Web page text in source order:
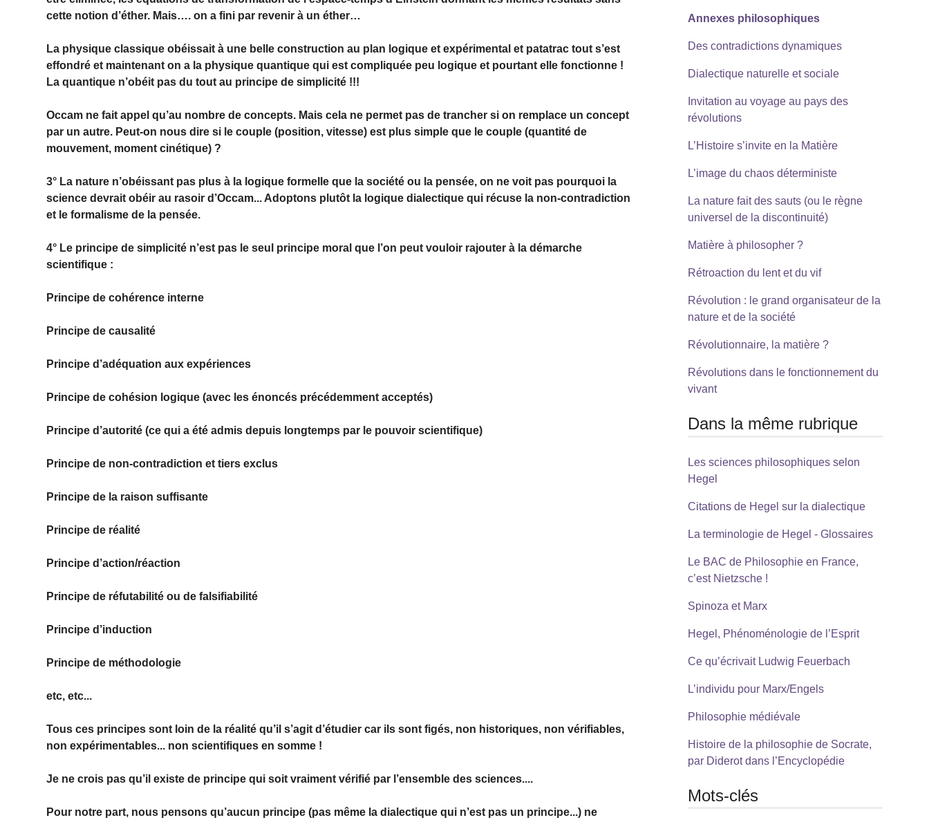
cette notion d’éther. Mais…. on a fini par revenir à un éther…
La physique classique obéissait à une belle construction au plan logique et expérimental et patatrac tout s’est
effondré et maintenant on a la physique quantique qui est compliquée peu logique et pourtant elle fonctionne !
La quantique n’obéit pas du tout au principe de simplicité !!!
Occam ne fait appel qu’au nombre de concepts. Mais cela ne permet pas de trancher si on remplace un concept
par un autre. Peut-on nous dire si le couple (position, vitesse) est plus simple que le couple (quantité de
mouvement, moment cinétique) ?
3° La nature n’obéissant pas plus à la logique formelle que la société ou la pensée, on ne voit pas pourquoi la
science devrait obéir au rasoir d’Occam... Adoptons plutôt la logique dialectique qui récuse la non-contradiction
et le formalisme de la pensée.
4° Le principe de simplicité n’est pas le seul principe moral que l’on peut vouloir rajouter à la démarche
scientifique :
Principe de cohérence interne
Principe de causalité
Principe d’adéquation aux expériences
Principe de cohésion logique (avec les énoncés précédemment acceptés)
Principe d’autorité (ce qui a été admis depuis longtemps par le pouvoir scientifique)
Principe de non-contradiction et tiers exclus
Principe de la raison suffisante
Principe de réalité
Principe d’action/réaction
Principe de réfutabilité ou de falsifiabilité
Principe d’induction
Principe de méthodologie
etc, etc...
Tous ces principes sont loin de la réalité qu’il s’agit d’étudier car ils sont figés, non historiques, non vérifiables,
non expérimentables... non scientifiques en somme !
Je ne crois pas qu’il existe de principe qui soit vraiment vérifié par l’ensemble des sciences....
Pour notre part, nous pensons qu’aucun principe (pas même la dialectique qui n’est pas un principe...) ne
Annexes philosophiques
Des contradictions dynamiques
Dialectique naturelle et sociale
Invitation au voyage au pays des
révolutions
L’Histoire s’invite en la Matière
L’image du chaos déterministe
La nature fait des sauts (ou le règne
universel de la discontinuité)
Matière à philosopher ?
Rétroaction du lent et du vif
Révolution : le grand organisateur de la
nature et de la société
Révolutionnaire, la matière ?
Révolutions dans le fonctionnement du
vivant
Dans la même rubrique
Les sciences philosophiques selon
Hegel
Citations de Hegel sur la dialectique
La terminologie de Hegel - Glossaires
Le BAC de Philosophie en France,
c’est Nietzsche !
Spinoza et Marx
Hegel, Phénoménologie de l’Esprit
Ce qu’écrivait Ludwig Feuerbach
L’individu pour Marx/Engels
Philosophie médiévale
Histoire de la philosophie de Socrate,
par Diderot dans l’Encyclopédie
Mots-clés